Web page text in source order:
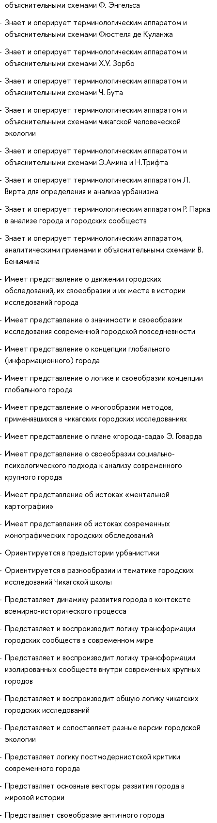
объяснительными схемами Ф. Энгельса
Знает и оперирует терминологическим аппаратом и
объяснительными схемами Фюстеля де Куланжа
Знает и оперирует терминологическим аппаратом и
объяснительными схемами Х.У. Зорбо
Знает и оперирует терминологическим аппаратом и
объяснительными схемами Ч. Бута
Знает и оперирует терминологическим аппаратом и
объяснительными схемами чикагской человеческой
экологии
Знает и оперирует терминологическим аппаратом и
объяснительными схемами Э.Амина и Н.Трифта
Знает и оперирует терминологическим аппаратом Л.
Вирта для определения и анализа урбанизма
Знает и оперирует терминологическим аппаратом Р. Парка
в анализе города и городских сообществ
Знает и оперирует терминологическим аппаратом,
аналитическими приемами и объяснительными схемами В.
Беньямина
Имеет представление о движении городских
обследований, их своеобразии и их месте в истории
исследований города
Имеет представление о значимости и своеобразии
исследования современной городской повседневности
Имеет представление о концепции глобального
(информационного) города
Имеет представление о логике и своеобразии концепции
глобального города
Имеет представление о многообразии методов,
применявшихся в чикагских городских исследованиях
Имеет представление о плане «города-сада» Э. Говарда
Имеет представление о своеобразии социально-
психологического подхода к анализу современного
крупного города
Имеет представление об истоках «ментальной
картографии»
Имеет представления об истоках современных
монографических городских обследований
Ориентируется в предыстории урбанистики
Ориентируется в разнообразии и тематике городских
исследований Чикагской школы
Представляет динамику развития города в контексте
всемирно-исторического процесса
Представляет и воспроизводит логику трансформации
городских сообществ в современном мире
Представляет и воспроизводит логику трансформации
изолированных сообществ внутри современных крупных
городов
Представляет и воспроизводит общую логику чикагских
городских исследований
Представляет и сопоставляет разные версии городской
экологии
Представляет логику постмодернистской критики
современного города
Представляет основные векторы развития города в
мировой истории
Представляет своеобразие античного города